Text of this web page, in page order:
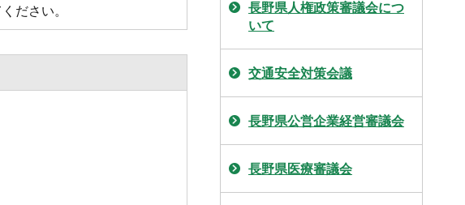
ださい。
長野県人権政策審議会につ
いて
交通安全対策会議
長野県公営企業経営審議会
長野県医療審議会